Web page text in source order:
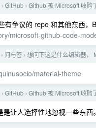
› GitHub › Github 被 Microsoft 收购
有争议的 repo 和其他东西
microsoft-github-code-
› 问与答 › 想问下这是什么编辑器，
material-theme
› GitHub › Github 被 Microsoft 收购
让人选择性地忽视一些东西。